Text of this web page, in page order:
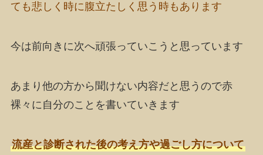
ても悲しく時に腹立たしく思う時もあります
今は前向きに次へ頑張っていこうと思っています
あまり他の方から聞けない内容だと思うので赤
裸々に自分のことを書いていきます
流産と診断された後の考え方や過ごし方について